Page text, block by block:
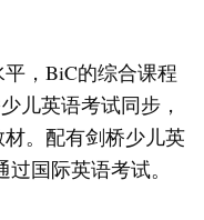
，BiC的综合课程
儿英语考试同步，
。配有剑桥少儿英
国际英语考试。